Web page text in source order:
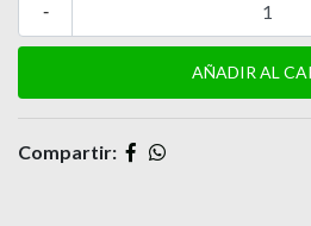
-
Compartir: